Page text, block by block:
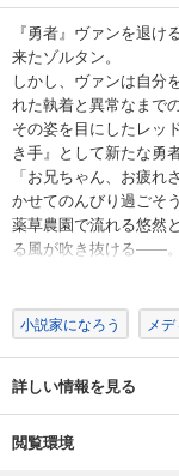
『勇者』ヴァンを退
来たゾルタン。
しかし、ヴァンは自分
れた執着と異常なま
その姿を目にしたレッ
き手』として新たな勇
「お兄ちゃん、お疲れ
かせてのんびり過ごそ
薬草農園で流れる悠然
る風が吹き抜ける――。
小説家になろう メ
詳しい情報を見る
閲覧環境